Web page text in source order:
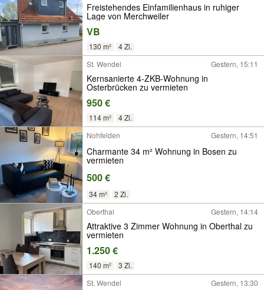
Freistehendes Einfamilienhaus in ruhiger
Lage von Merchweiler
VB
130 m²
4 Zi.
St. Wendel
Gestern, 15:11
Kernsanierte 4-ZKB-Wohnung in
Osterbrücken zu vermieten
950 €
114 m²
4 Zi.
Nohfelden
Gestern, 14:51
Charmante 34 m² Wohnung in Bosen zu
vermieten
500 €
34 m²
2 Zi.
Oberthal
Gestern, 14:14
Attraktive 3 Zimmer Wohnung in Oberthal zu
vermieten
1.250 €
140 m²
3 Zi.
St. Wendel
Gestern, 13:30